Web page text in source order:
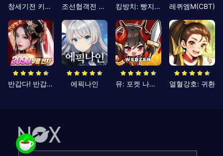
창세기전 키우기 조선협객전 클래식 킹방치: 빵지의 제왕 레퀴엠M(CBT)
반갑다! 반갑삼국지 에픽나인 뮤: 포켓 나이츠 열혈강호: 귀환